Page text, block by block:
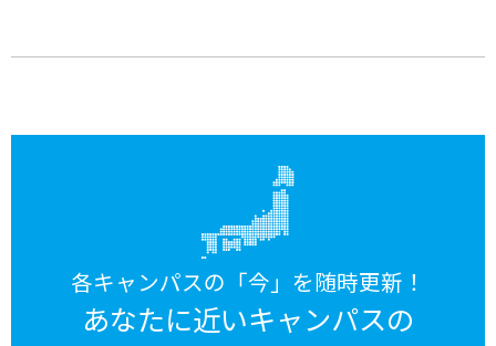
各キャンパスの「今」を随時更新！
あなたに近いキャンパスの